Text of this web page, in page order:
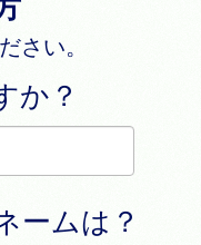
さい。
か？
ームは？